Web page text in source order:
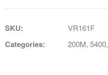
SKU: VR161F
Categories: 200M, 5400,